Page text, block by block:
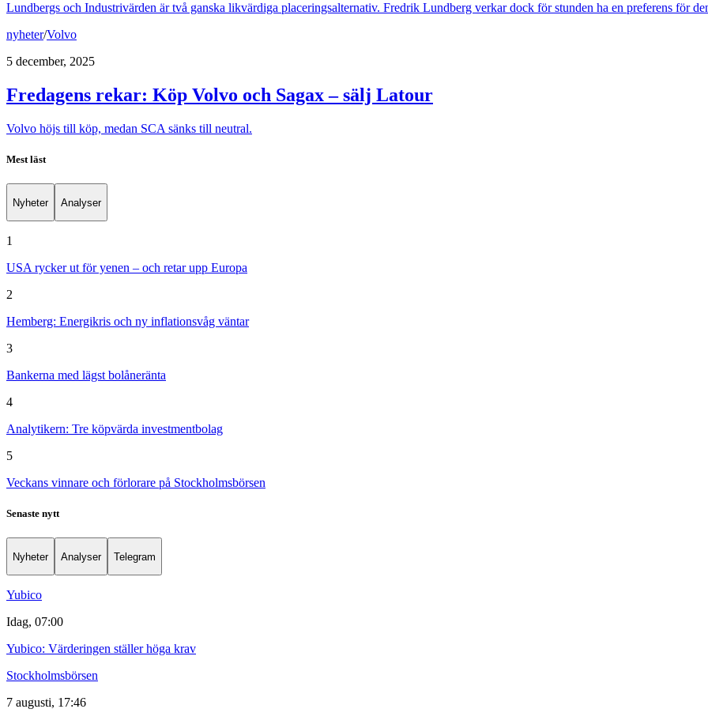
Lundbergs och Industrivärden är två ganska likvärdiga placeringsalternativ. Fredrik Lundberg verkar dock för stunden ha en preferens för
nyheter/Volvo
5 december, 2025
Fredagens rekar: Köp Volvo och Sagax – sälj Latour
Volvo höjs till köp, medan SCA sänks till neutral.
Mest läst
Nyheter Analyser
1
USA rycker ut för yenen – och retar upp Europa
2
Hemberg: Energikris och ny inflationsvåg väntar
3
Bankerna med lägst bolåneränta
4
Analytikern: Tre köpvärda investmentbolag
5
Veckans vinnare och förlorare på Stockholmsbörsen
Senaste nytt
Nyheter Analyser Telegram
Yubico
Idag, 07:00
Yubico: Värderingen ställer höga krav
Stockholmsbörsen
7 augusti, 17:46